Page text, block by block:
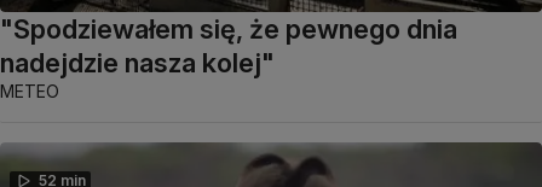
"Spodziewałem się, że pewnego dnia
nadejdzie nasza kolej"
METEO
52 min